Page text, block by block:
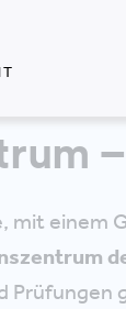
mit einem
Prüfungen